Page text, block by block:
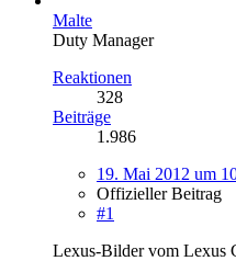
Malte
Duty Manager
Reaktionen
328
Beiträge
1.986
19. Mai 2012 um
Offizieller Beitrag
#1
Lexus-Bilder vom Lexus